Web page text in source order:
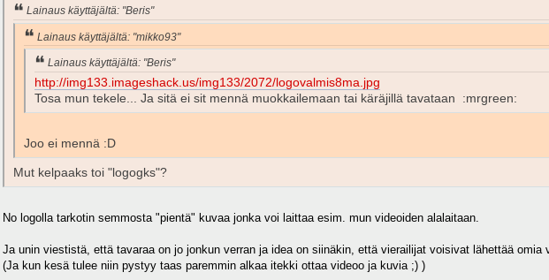
Lainaus käyttäjältä: "Beris"
Lainaus käyttäjältä: "mikko93"
Lainaus käyttäjältä: "Beris"
http://img133.imageshack.us/img133/2072/logovalmis8ma.jpg
Tosa mun tekele... Ja sitä ei sit mennä muokkailemaan tai käräjillä tavataan :mrgreen:
Joo ei mennä :D
Mut kelpaaks toi "logogks"?
No logolla tarkotin semmosta "pientä" kuvaa jonka voi laittaa esim. mun videoiden alalaitaan.
Ja unin viestistä, että tavaraa on jo jonkun verran ja idea on siinäkin, että vierailijat voisivat lähettää omia
(Ja kun kesä tulee niin pystyy taas paremmin alkaa itekki ottaa videoo ja kuvia ;) )